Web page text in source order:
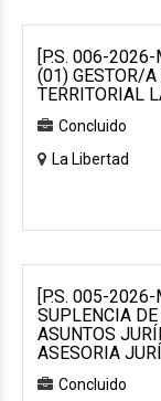
[P.S. 006-
(01) GESTOR/
TERRITORIAL
Concluido
La Libertad
[P.S. 005-
SUPLENCIA
ASUNTOS
ASESORIA
Concluido